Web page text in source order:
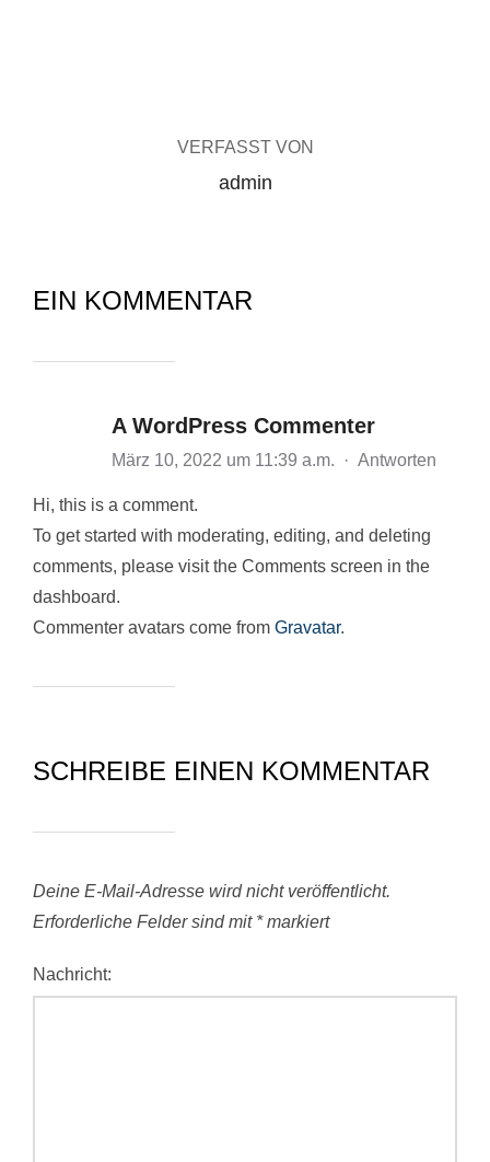
VERFASST VON
admin
EIN KOMMENTAR
A WordPress Commenter
März 10, 2022 um 11:39 a.m. · Antworten
Hi, this is a comment.
To get started with moderating, editing, and deleting
comments, please visit the Comments screen in the
dashboard.
Commenter avatars come from Gravatar.
SCHREIBE EINEN KOMMENTAR
Deine E-Mail-Adresse wird nicht veröffentlicht.
Erforderliche Felder sind mit *markiert
Nachricht: